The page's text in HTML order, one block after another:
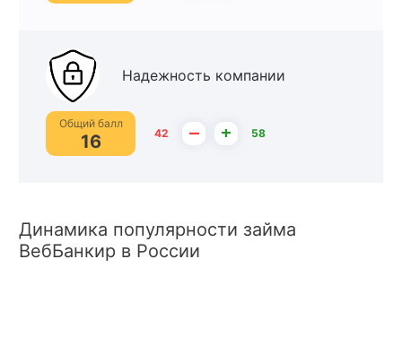
Надежность компании
Общий балл
16 42 – + 58
Динамика популярности займа
ВебБанкир в России